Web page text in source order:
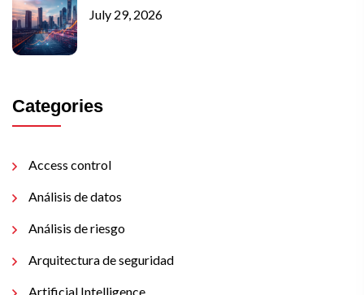
July 29, 2026
Categories
Access control
Análisis de datos
Análisis de riesgo
Arquitectura de seguridad
Artificial Intelligence